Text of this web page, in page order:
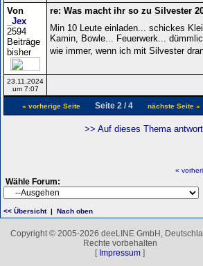
Von
_Jex
2594
Beiträge
bisher
re: Was macht ihr so zu Silvester
Min 10 Leute einladen... schickes
Kamin, Bowle... Feuerwerk...
wie immer, wenn ich mit Silvester
23.11.2024
um 7:07
« vorherige Seite Seite 2 / 4 nächste Seite »
>> Auf dieses Thema
«
Wähle Forum:
<< Übersicht| Nach oben
Copyright © 2005-2026 deeLINE GmbH,
Rechte vorbehalten
[ Impressum ]